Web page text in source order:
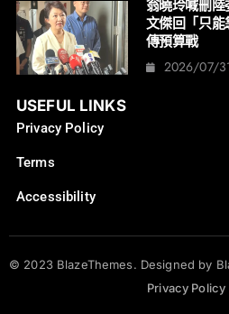
翁曉玲喊刪
文傑回「只
傳預算戰
2026/07/
USEFUL LINKS
Privacy Policy
Terms
Accessibility
© 2023 BlazeThemes. Designed by
Privacy Policy